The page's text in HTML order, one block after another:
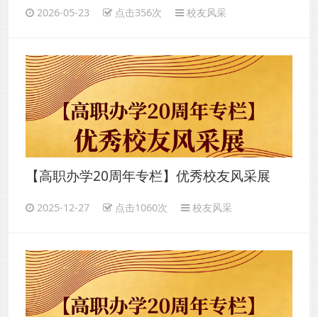
2026-05-23 点击356次 校友风采
【高职办学20周年专栏】优秀校友风采展
2025-12-27 点击1060次 校友风采